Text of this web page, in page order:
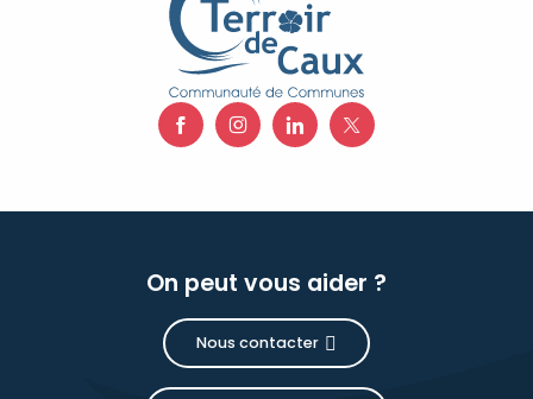
On peut vous aider ?
Nous contacter